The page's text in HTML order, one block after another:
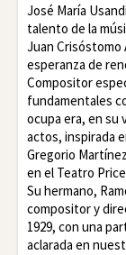
José María
talento de la
Juan Crisóstomo
esperanza de
Compositor
fundamentales
ocupa era, en su
actos, inspirada
Gregorio
en el Teatro
Su hermano,
compositor y
1929, con una
aclarada en